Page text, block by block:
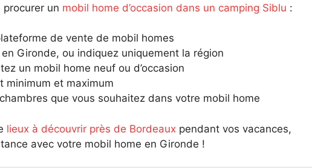
un mobil home d’occasion dans un camping Siblu :
de vente de mobil homes
Gironde, ou indiquez uniquement la région
un mobil home neuf ou d’occasion
minimum et maximum
que vous souhaitez dans votre mobil home
lieux à découvrir près de Bordeaux pendant vos vacances,
avec votre mobil home en Gironde !